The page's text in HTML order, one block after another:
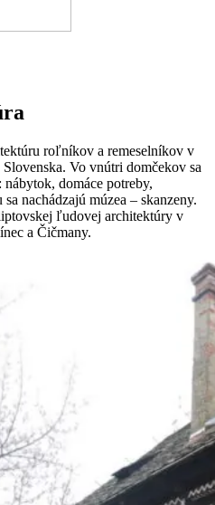
roľníkov a remeselníkov v
Vo vnútri domčekov sa
domáce potreby,
nachádzajú múzea – skanzeny.
ľudovej architektúry v
a Čičmany.